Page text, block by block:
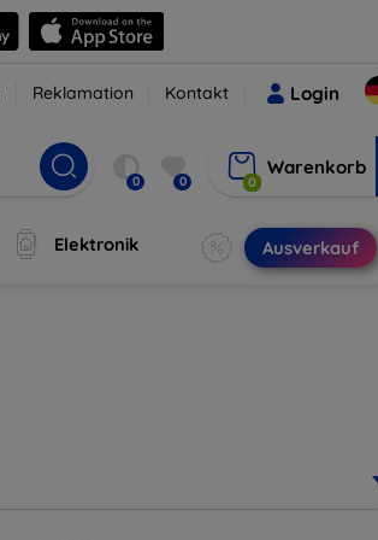
Reklamation Kontakt Login
0 0 0
Warenkorb
Elektronik Ausverkauf